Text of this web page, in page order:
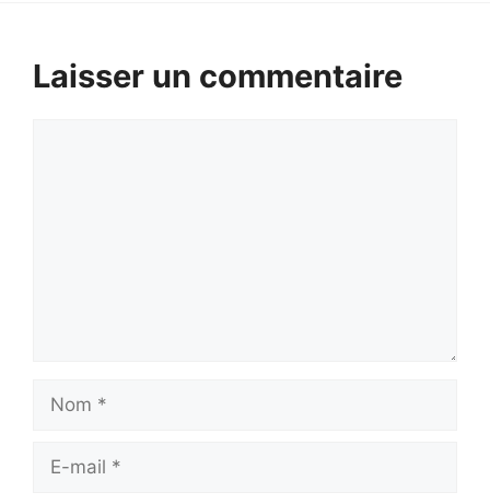
Laisser un commentaire
Nom